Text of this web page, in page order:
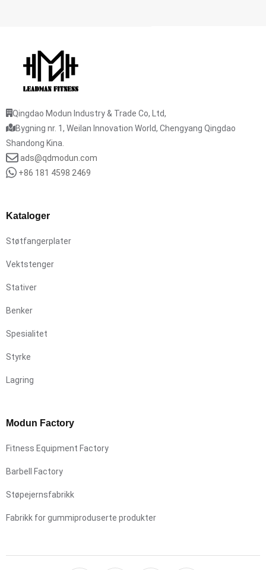
Qingdao Modun Industry & Trade Co, Ltd,
Bygning nr. 1, Weilan Innovation World, Chengyang Qingdao
Shandong Kina.
ads@qdmodun.com
+86 181 4598 2469
Kataloger
Støtfangerplater
Vektstenger
Stativer
Benker
Spesialitet
Styrke
Lagring
Modun Factory
Fitness Equipment Factory
Barbell Factory
Støpejernsfabrikk
Fabrikk for gummiproduserte produkter